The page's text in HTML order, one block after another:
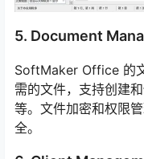
5. Document
SoftMaker Office 的
需的文件，支持创建
等。文件加密和权限
全。